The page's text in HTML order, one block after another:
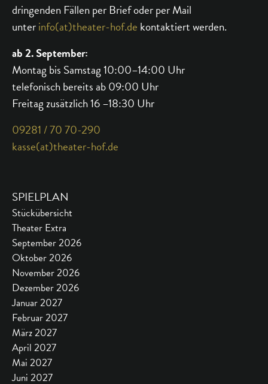
dringenden Fällen per Brief oder per Mail
unterinfo(at)theater-hof.de kontaktiert werden.
ab 2. September:
Montag bis Samstag 10:00–14:00 Uhr
telefonisch bereits ab 09:00 Uhr
Freitag zusätzlich 16 –18:30 Uhr
09281 / 70 70-290
kasse(at)theater-hof.de
SPIELPLAN
Stückübersicht
Theater Extra
September 2026
Oktober 2026
November 2026
Dezember 2026
Januar 2027
Februar 2027
März 2027
April 2027
Mai 2027
Juni 2027